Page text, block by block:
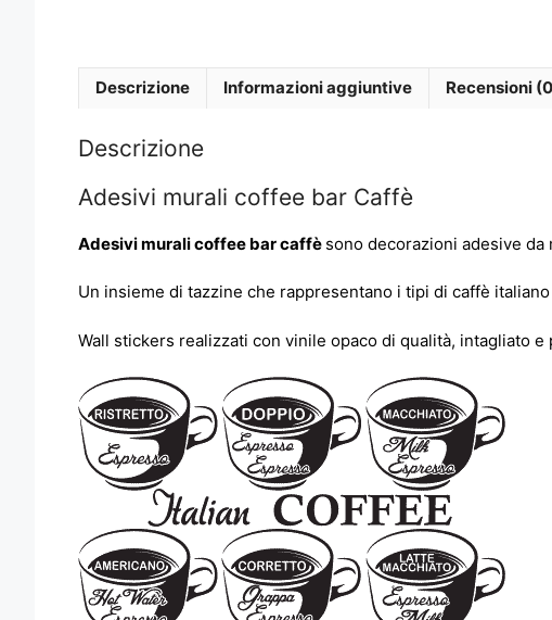
Descrizione Informazioni aggiuntive Recensioni
Descrizione
Adesivi murali coffee bar Caffè
Adesivi murali coffee bar caffè sono decorazioni adesive
Un insieme di tazzine che rappresentano i tipi di caffè
Wall stickers realizzati con vinile opaco di qualità, intagliato